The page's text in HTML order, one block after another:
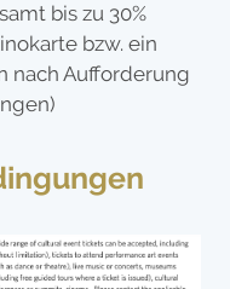
bis zu 30%
bzw. ein
nach Aufforderung